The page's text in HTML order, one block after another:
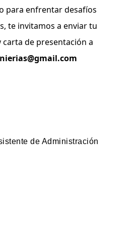
para enfrentar desafíos
te invitamos a enviar tu
de presentación a